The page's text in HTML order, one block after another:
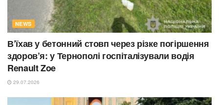
NEWS
В’їхав у бетонний стовп через різке погіршення
здоров’я: у Тернополі госпіталізували водія
Renault Zoe
29.07.2026